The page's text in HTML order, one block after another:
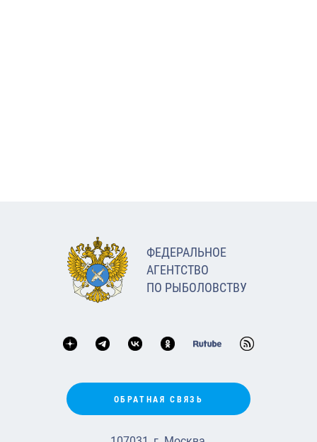
ФЕДЕРАЛЬНОЕ
АГЕНТСТВО
ПО РЫБОЛОВСТВУ
ОБРАТНАЯ СВЯЗЬ